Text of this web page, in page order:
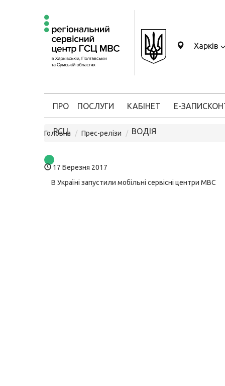
Харків
ПРО
РСЦ
ПОСЛУГИ КАБІНЕТ
ВОДІЯ
Е-ЗАПИС
Головна Прес-релізи
17 Березня 2017
В Україні запустили мобільні сервісні центри МВС